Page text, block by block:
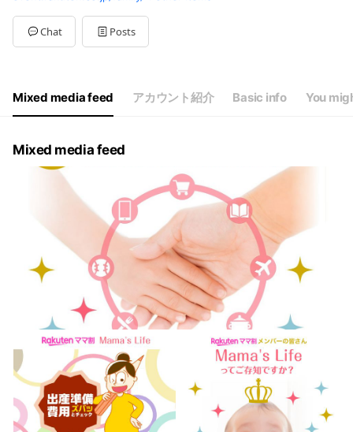
Chat Posts
Mixed media feed アカウント紹介 Basic info You
Mixed media feed